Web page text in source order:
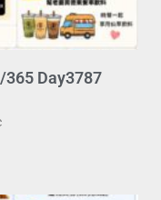
Day3787